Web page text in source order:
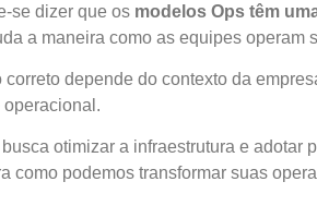
se dizer que os modelos Ops têm
a maneira como as equipes operam
correto depende do contexto da
otimizar a infraestrutura e adotar
como podemos transformar suas